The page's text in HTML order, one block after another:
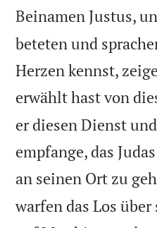
Beinamen Justus,
beteten und
Herzen kennst,
erwählt hast von
er diesen Dienst
empfange, das
an seinen Ort zu
warfen das Los